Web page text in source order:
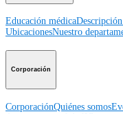
Educación médica
UbicacionesNuestro
Corporación
CorporaciónQuiénes somos